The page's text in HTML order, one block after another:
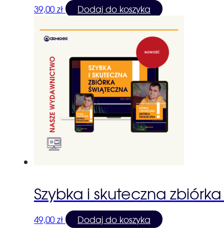
39,00 zł Dodaj do koszyka
Szybka i skuteczna
49,00 zł Dodaj do koszyka